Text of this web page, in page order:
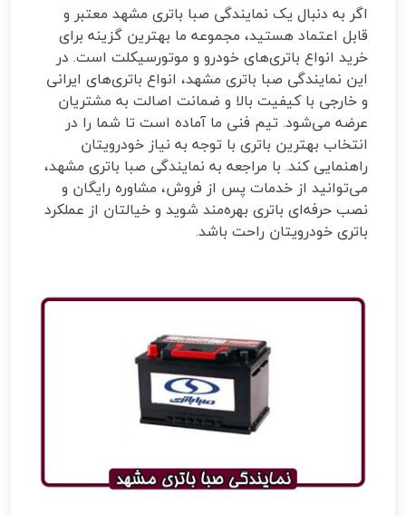
اگر به دنبال یک نمایندگی صبا باتری مشهد معتبر و
قابل اعتماد هستید، مجموعه ما بهترین گزینه برای
خرید انواع باتری‌های خودرو و موتورسیکلت است. در
این نمایندگی صبا باتری مشهد، انواع باتری‌های ایرانی
و خارجی با کیفیت بالا و ضمانت اصالت به مشتریان
عرضه می‌شود. تیم فنی ما آماده است تا شما را در
انتخاب بهترین باتری با توجه به نیاز خودرویتان
راهنمایی کند. با مراجعه به نمایندگی صبا باتری مشهد،
می‌توانید از خدمات پس از فروش، مشاوره رایگان و
نصب حرفه‌ای باتری بهره‌مند شوید و خیالتان از عملکرد
باتری خودرویتان راحت باشد.